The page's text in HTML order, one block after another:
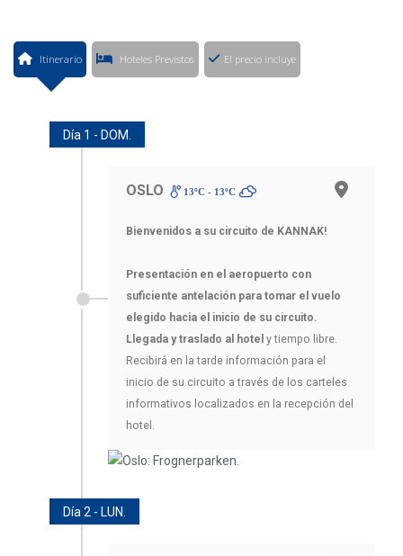
Itinerario Hoteles Previstos El precio incluye
Día 1 - DOM.
OSLO 13ºC - 13ºC
Bienvenidos a su circuito de KANNAK!
Presentación en el aeropuerto con
suficiente antelación para tomar el vuelo
elegido hacia el inicio de su circuito.
Llegada y traslado al hotel y tiempo libre.
Recibirá en la tarde información para el
inicio de su circuito a través de los carteles
informativos localizados en la recepción del
hotel.
Día 2 - LUN.